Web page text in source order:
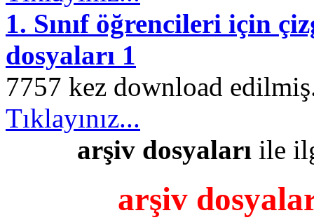
1. Sınıf öğrencileri için
dosyaları 1
7757 kez download
Tıklayınız...
arşiv dosyaları ile
arşiv